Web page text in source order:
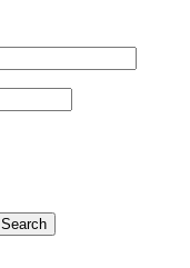
Search